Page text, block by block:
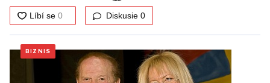
Diskusie 0
BIZNIS